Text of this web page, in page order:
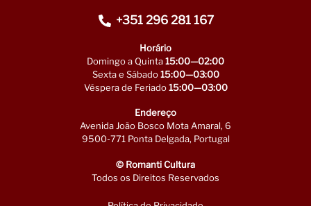
+351 296 281 167
Horário
Domingo a Quinta15:00—02:00
Sexta e Sábado15:00—03:00
Véspera de Feriado15:00—03:00
Endereço
Avenida João Bosco Mota Amaral, 6
9500-771 Ponta Delgada, Portugal
© Romanti Cultura
Todos os Direitos Reservados